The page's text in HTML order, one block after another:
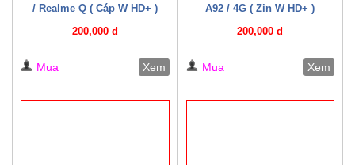
/ Realme Q ( Cáp W HD+ )
200,000 đ
Mua Xem
A92 / 4G ( Zin W HD+ )
200,000 đ
Mua Xem